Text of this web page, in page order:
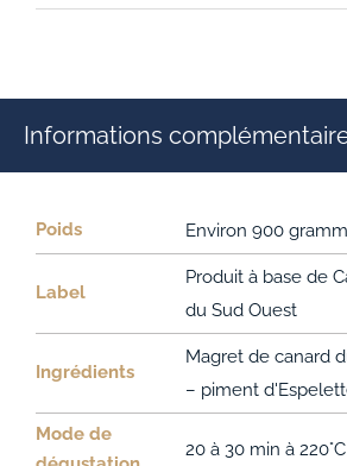
Informations
Poids Environ 900
Label
Produit à base de
du Sud Ouest
Ingrédients
Magret de canard
– piment
Mode de
20 à 30 min à 220°C